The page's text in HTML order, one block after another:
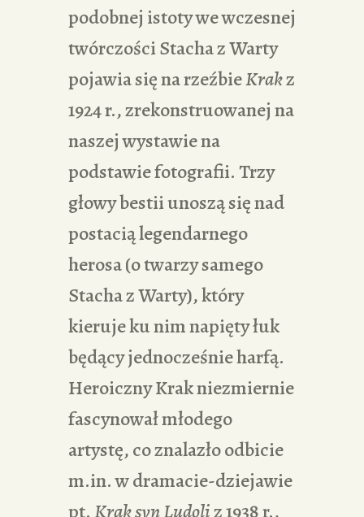
podobnej istoty we wczesnej
twórczości Stacha z Warty
pojawia się na rzeźbieKrakz
1924 r., zrekonstruowanej na
naszej wystawie na
podstawie fotografii. Trzy
głowy bestii unoszą się nad
postacią legendarnego
herosa (o twarzy samego
Stacha z Warty), który
kieruje ku nim napięty łuk
będący jednocześnie harfą.
Heroiczny Krak niezmiernie
fascynował młodego
artystę, co znalazło odbicie
m.in. w dramacie-dziejawie
pt.Krak syn Ludoliz 1938 r.,